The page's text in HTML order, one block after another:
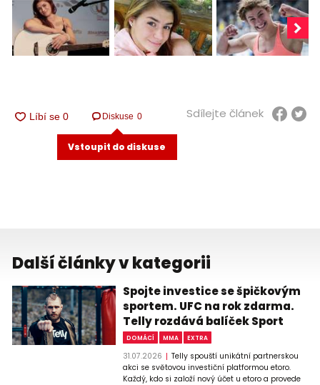
Diskuse 0
Vstoupit do diskuse
Sdílejte článek
Další články v kategorii
Spojte investice se špičkovým
sportem. UFC na rok zdarma.
Telly rozdává balíček Sport
DOMÁCÍ MMA EXTRA
31.07.2026
Telly spouští unikátní partnerskou
akci se světovou investiční platformou etoro.
Každý, kdo si založí nový účet u etoro a provede